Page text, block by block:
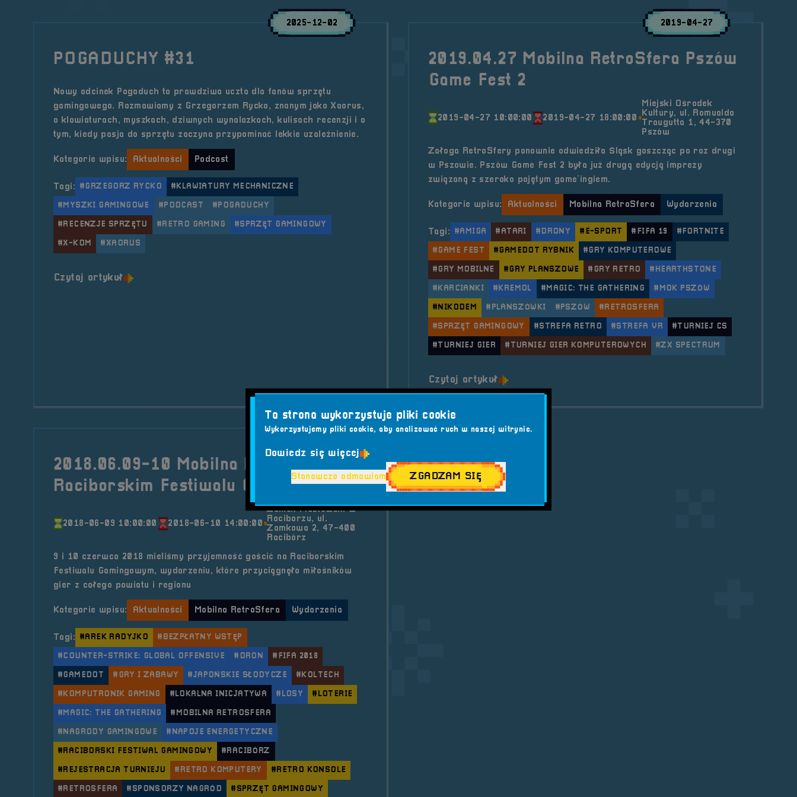
2025-12-02
POGADUCHY #31
Nowy odcinek Pogaduch to prawdziwa uczta dla fanów sprzętu
gamingowego. Rozmawiamy z Grzegorzem Rycko, znanym jako Xaorus,
o klawiaturach, myszkach, dziwnych wynalazkach, kulisach recenzji i o
tym, kiedy pasja do sprzętu zaczyna przypominać lekkie uzależnienie.
Kategorie wpisu: Aktualności Podcast
Tagi: #GRZEGORZ RYCKO #KLAWIATURY MECHANICZNE
#MYSZKI GAMINGOWE #PODCAST #POGADUCHY
#RECENZJE SPRZĘTU #RETRO GAMING #SPRZĘT GAMINGOWY
#X-KOM #XAORUS
Czytaj artykuło tytule POGADUCHY #31
2019-04-27
2019.04.27 Mobilna RetroSfera Pszów
Game Fest 2
2019-04-27 10:00:00 2019-04-27 18:00:00
Miejski Ośrodek
Kultury, ul. Romualda
Traugutta 1, 44-370
Pszów
Załoga RetroSfery ponownie odwiedziła Śląsk goszcząc po raz drugi
w Pszowie. Pszów Game Fest 2 była już drugą edycją imprezy
związaną z szeroko pojętym game’ingiem.
Kategorie wpisu: Aktualności Mobilna RetroSfera Wydarzenia
Tagi: #AMIGA #ATARI #DRONY #E-SPORT #FIFA 19 #FORTNITE
#GAME FEST #GAMEDOT RYBNIK #GRY KOMPUTEROWE
#GRY MOBILNE #GRY PLANSZOWE #GRY RETRO #HEARTHSTONE
#KARCIANKI #KREMOL #MAGIC: THE GATHERING #MOK PSZÓW
#NIKODEM #PLANSZÓWKI #PSZÓW #RETROSFERA
#SPRZĘT GAMINGOWY #STREFA RETRO #STREFA VR #TURNIEJ CS
#TURNIEJ GIER #TURNIEJ GIER KOMPUTEROWYCH #ZX SPECTRUM
Czytaj artykuło tytule 2019.04.27 Mobilna RetroSfera Pszów Game Fest 2
2018-06-10
2018.06.09-10 Mobilna RetroSfera na
Raciborskim Festiwalu Gamingowym
2018-06-09 10:00:00 2018-06-10 14:00:00
Zamek Piastowski w
Raciborzu, ul.
Zamkowa 2, 47-400
Racibórz
9 i 10 czerwca 2018 mieliśmy przyjemność gościć na Raciborskim
Festiwalu Gamingowym, wydarzeniu, które przyciągnęło miłośników
gier z całego powiatu i regionu
Kategorie wpisu: Aktualności Mobilna RetroSfera Wydarzenia
Tagi: #AREK RADYJKO #BEZPŁATNY WSTĘP
#COUNTER-STRIKE: GLOBAL OFFENSIVE #DRON #FIFA 2018
#GAMEDOT #GRY I ZABAWY #JAPOŃSKIE SŁODYCZE #KOLTECH
#KOMPUTRONIK GAMING #LOKALNA INICJATYWA #LOSY #LOTERIE
#MAGIC: THE GATHERING #MOBILNA RETROSFERA
#NAGRODY GAMINGOWE #NAPOJE ENERGETYCZNE
#RACIBORSKI FESTIWAL GAMINGOWY #RACIBÓRZ
#REJESTRACJA TURNIEJU #RETRO KOMPUTERY #RETRO KONSOLE
#RETROSFERA #SPONSORZY NAGRÓD #SPRZĘT GAMINGOWY
Ta strona wykorzystuje pliki cookie
Wykorzystujemy pliki cookie, aby analizować ruch w naszej witrynie.
Dowiedz się więcej
Stanowczo odmawiam ZGADZAM SIĘ